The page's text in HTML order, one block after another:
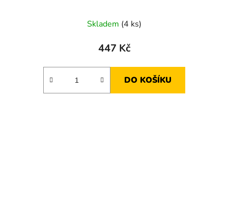
Skladem (4 ks)
447 Kč
DO KOŠÍKU